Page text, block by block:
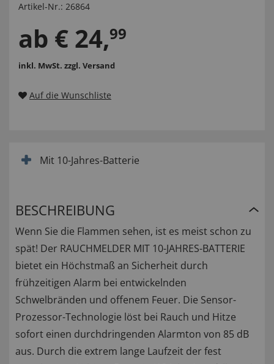
Artikel-Nr.: 26864
ab € 24,99
inkl. MwSt. zzgl. Versand
Auf die Wunschliste
Mit 10-Jahres-Batterie
BESCHREIBUNG
Wenn Sie die Flammen sehen, ist es meist schon zu
spät! Der RAUCHMELDER MIT 10-JAHRES-BATTERIE
bietet ein Höchstmaß an Sicherheit durch
frühzeitigen Alarm bei entwickelnden
Schwelbränden und offenem Feuer. Die Sensor-
Prozessor-Technologie löst bei Rauch und Hitze
sofort einen durchdringenden Alarmton von 85 dB
aus. Durch die extrem lange Laufzeit der fest